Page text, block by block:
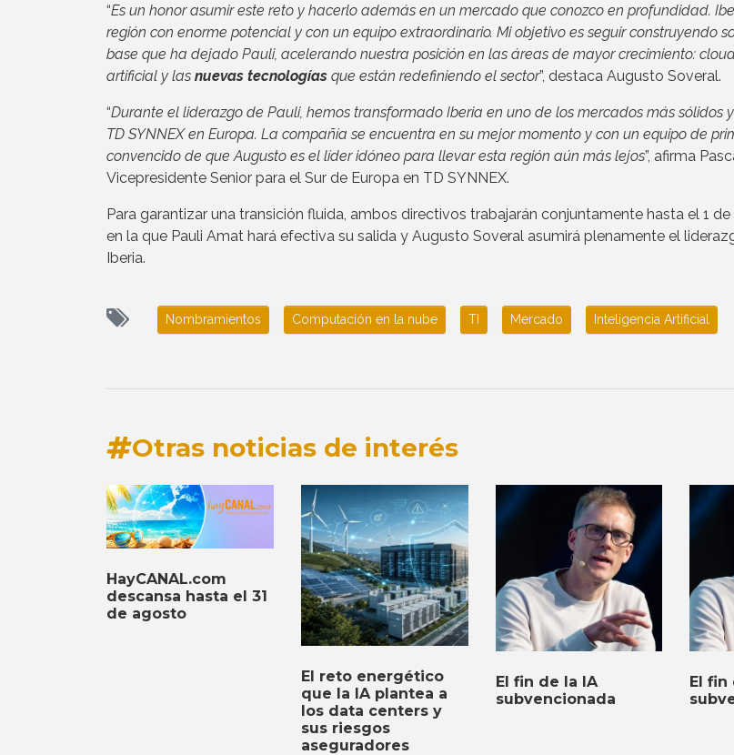
“Es un honor asumir este reto y hacerlo además en un mercado que conozco en profundidad.
región con enorme potencial y con un equipo extraordinario. Mi objetivo es seguir construyendo
base que ha dejado Pauli, acelerando nuestra posición en las áreas de mayor crecimiento:
artificial y las nuevas tecnologías que están redefiniendo el sector”, destaca Augusto Soveral.
“Durante el liderazgo de Pauli, hemos transformado Iberia en uno de los mercados más sólidos
TD SYNNEX en Europa. La compañía se encuentra en su mejor momento y con un equipo de
convencido de que Augusto es el líder idóneo para llevar esta región aún más lejos”, afirma
Vicepresidente Senior para el Sur de Europa en TD SYNNEX.
Para garantizar una transición fluida, ambos directivos trabajarán conjuntamente hasta el 1
en la que Pauli Amat hará efectiva su salida y Augusto Soveral asumirá plenamente el
Iberia.
Nombramientos Computación en la nube TI Mercado Inteligencia Artificial
Otras noticias de interés
HayCANAL.com
descansa hasta el 31
de agosto
El reto energético
que la IA plantea a
los data centers y
sus riesgos
aseguradores
El fin de la IA
subvencionada
El fin